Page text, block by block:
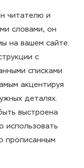
читателю и
словами, он
на вашем сайте.
с
списками
акцентируя
деталях.
выстроена
использовать
прописанным